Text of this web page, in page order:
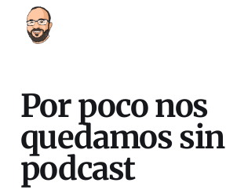
Por poco nos
quedamos sin
podcast